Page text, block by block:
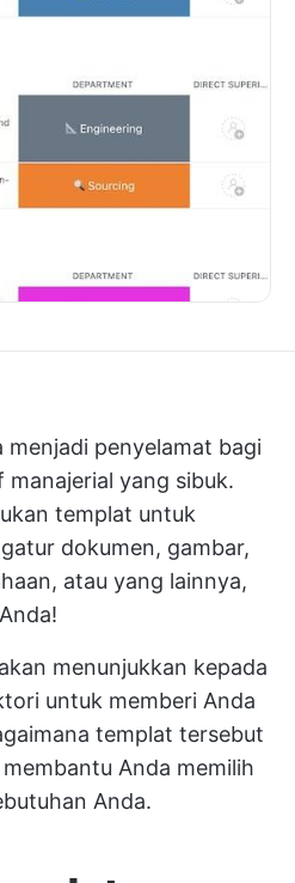
penyelamat bagi
yang sibuk.
templat untuk
dokumen, gambar,
atau yang lainnya,
menunjukkan kepada
untuk memberi Anda
templat tersebut
Anda memilih
Anda.